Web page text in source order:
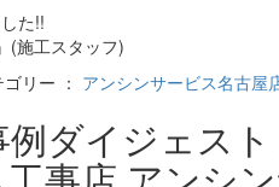
た!!
(施工スタッフ)
リー ： アンシンサービス名古屋
ダイジェス